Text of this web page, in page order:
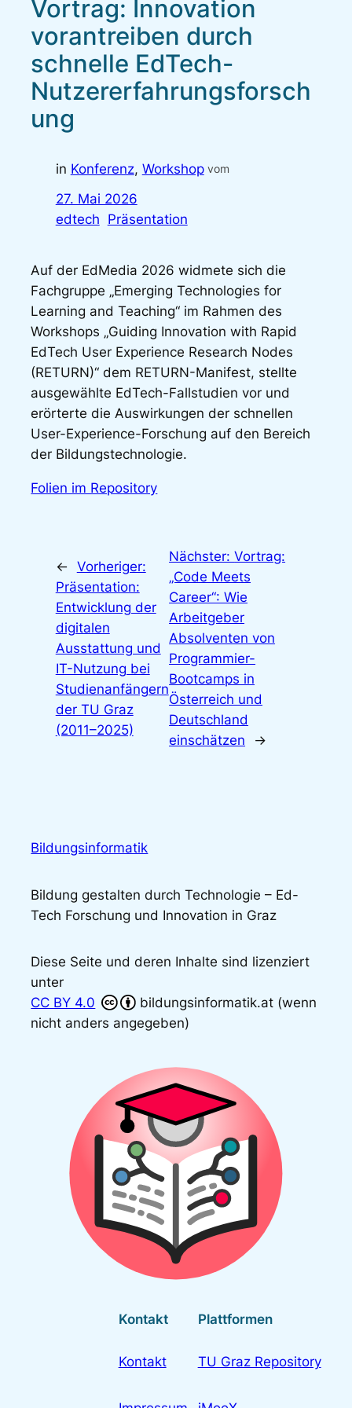
Vortrag: Innovation
vorantreiben durch
schnelle EdTech-
Nutzererfahrungsforsch
ung
in Konferenz, Workshop vom
27. Mai 2026
edtech Präsentation
Auf der EdMedia 2026 widmete sich die
Fachgruppe „Emerging Technologies for
Learning and Teaching“ im Rahmen des
Workshops „Guiding Innovation with Rapid
EdTech User Experience Research Nodes
(RETURN)“ dem RETURN-Manifest, stellte
ausgewählte EdTech-Fallstudien vor und
erörterte die Auswirkungen der schnellen
User-Experience-Forschung auf den Bereich
der Bildungstechnologie.
Folien im Repository
← Vorheriger:
Präsentation:
Entwicklung der
digitalen
Ausstattung und
IT-Nutzung bei
Studienanfängern
der TU Graz
(2011–2025)
Nächster:Vortrag:
„Code Meets
Career“: Wie
Arbeitgeber
Absolventen von
Programmier-
Bootcamps in
Österreich und
Deutschland
einschätzen
→
Bildungsinformatik
Bildung gestalten durch Technologie – Ed-
Tech Forschung und Innovation in Graz
Diese Seite und deren Inhalte sind lizenziert
unter
CC BY 4.0
bildungsinformatik.at (wenn
nicht anders angegeben)
Kontakt
Kontakt
Plattformen
TU Graz Repository